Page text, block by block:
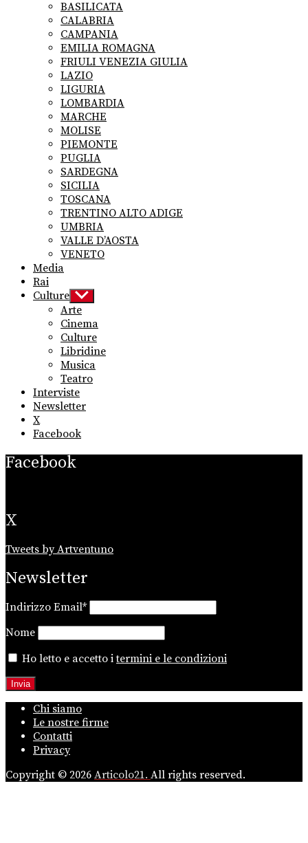
BASILICATA
CALABRIA
CAMPANIA
EMILIA ROMAGNA
FRIULI VENEZIA GIULIA
LAZIO
LIGURIA
LOMBARDIA
MARCHE
MOLISE
PIEMONTE
PUGLIA
SARDEGNA
SICILIA
TOSCANA
TRENTINO ALTO ADIGE
UMBRIA
VALLE D’AOSTA
VENETO
Media
Rai
Culture Show
sub
menu
Arte
Cinema
Culture
Libridine
Musica
Teatro
Interviste
Newsletter
X
Facebook
Facebook
X
Tweets by Artventuno
Newsletter
Indirizzo Email*
Nome
Ho letto e accetto itermini e le condizioni
Chi siamo
Le nostre firme
Contatti
Privacy
Copyright © 2026 Articolo21. All rights reserved.